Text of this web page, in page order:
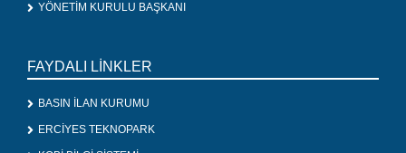
YÖNETİM KURULU BAŞKANI
FAYDALI LİNKLER
BASIN İLAN KURUMU
ERCİYES TEKNOPARK